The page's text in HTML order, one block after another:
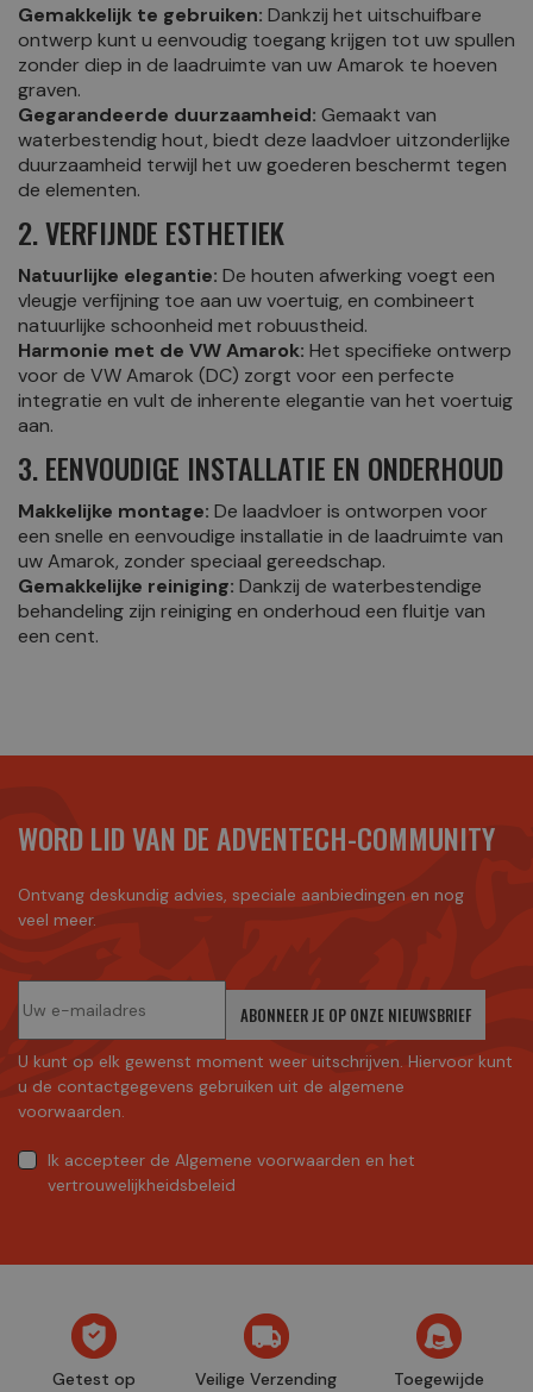
Gemakkelijk te gebruiken: Dankzij het uitschuifbare
ontwerp kunt u eenvoudig toegang krijgen tot uw spullen
zonder diep in de laadruimte van uw Amarok te hoeven
graven.
Gegarandeerde duurzaamheid: Gemaakt van
waterbestendig hout, biedt deze laadvloer uitzonderlijke
duurzaamheid terwijl het uw goederen beschermt tegen
de elementen.
2. VERFIJNDE ESTHETIEK
Natuurlijke elegantie: De houten afwerking voegt een
vleugje verfijning toe aan uw voertuig, en combineert
natuurlijke schoonheid met robuustheid.
Harmonie met de VW Amarok: Het specifieke ontwerp
voor de VW Amarok (DC) zorgt voor een perfecte
integratie en vult de inherente elegantie van het voertuig
aan.
3. EENVOUDIGE INSTALLATIE EN ONDERHOUD
Makkelijke montage: De laadvloer is ontworpen voor
een snelle en eenvoudige installatie in de laadruimte van
uw Amarok, zonder speciaal gereedschap.
Gemakkelijke reiniging: Dankzij de waterbestendige
behandeling zijn reiniging en onderhoud een fluitje van
een cent.
WORD LID VAN DE ADVENTECH-COMMUNITY
Ontvang deskundig advies, speciale aanbiedingen en nog
veel meer.
ABONNEER JE OP ONZE NIEUWSBRIEF
U kunt op elk gewenst moment weer uitschrijven. Hiervoor kunt
u de contactgegevens gebruiken uit de algemene
voorwaarden.
Ik accepteer de Algemene voorwaarden en het
vertrouwelijkheidsbeleid
Getest op
Veilige Verzending
Toegewijde